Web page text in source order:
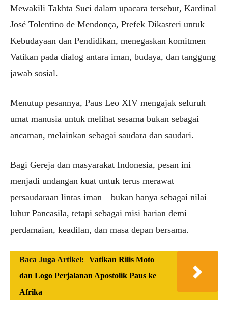
Mewakili Takhta Suci dalam upacara tersebut, Kardinal
José Tolentino de Mendonça, Prefek Dikasteri untuk
Kebudayaan dan Pendidikan, menegaskan komitmen
Vatikan pada dialog antara iman, budaya, dan tanggung
jawab sosial.
Menutup pesannya, Paus Leo XIV mengajak seluruh
umat manusia untuk melihat sesama bukan sebagai
ancaman, melainkan sebagai saudara dan saudari.
Bagi Gereja dan masyarakat Indonesia, pesan ini
menjadi undangan kuat untuk terus merawat
persaudaraan lintas iman—bukan hanya sebagai nilai
luhur Pancasila, tetapi sebagai misi harian demi
perdamaian, keadilan, dan masa depan bersama.
Baca Juga Artikel:
Vatikan Rilis Moto
dan Logo Perjalanan Apostolik Paus ke
Afrika